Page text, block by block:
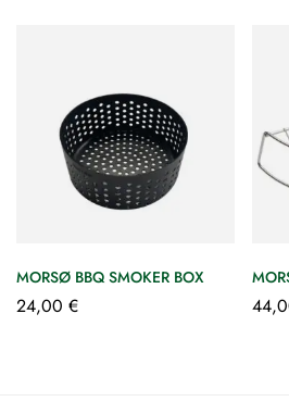
MORSØ BBQ SMOKER BOX
24,00 €